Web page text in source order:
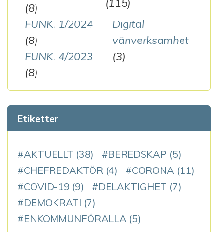
(8)
FUNK. 1/2024
(8)
FUNK. 4/2023
(8)
(115)
Digital
vänverksamhet
(3)
Etiketter
AKTUELLT (38) BEREDSKAP (5)
CHEFREDAKTÖR (4) CORONA (11)
COVID-19 (9) DELAKTIGHET (7)
DEMOKRATI (7)
ENKOMMUNFÖRALLA (5)